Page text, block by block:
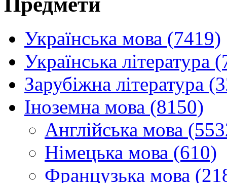
Українська мова (7419)
Українська література
Зарубіжна література
Іноземна мова (8150)
Англійська мова
Німецька мова (610)
Французька мова